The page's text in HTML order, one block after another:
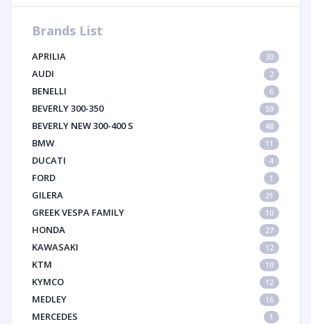
Brands List
APRILIA 30
AUDI 2
BENELLI 6
BEVERLY 300-350 59
BEVERLY NEW 300-400 S 48
BMW 11
DUCATI 4
FORD 1
GILERA 21
GREEK VESPA FAMILY 10
HONDA 27
KAWASAKI 12
KTM 10
KYMCO 12
MEDLEY 16
MERCEDES 1